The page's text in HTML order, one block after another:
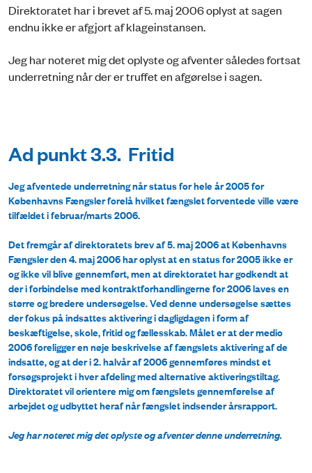
Direktoratet har i brevet af 5. maj 2006 oplyst at sagen
endnu ikke er afgjort af klageinstansen.
Jeg har noteret mig det oplyste og afventer således fortsat
underretning når der er truffet en afgørelse i sagen.
Ad punkt 3.3. Fritid
Jeg afventede underretning når status for hele år 2005 for
Københavns Fængsler forelå hvilket fængslet forventede ville være
tilfældet i februar/marts 2006.
Det fremgår af direktoratets brev af 5. maj 2006 at Københavns
Fængsler den 4. maj 2006 har oplyst at en status for 2005 ikke er
og ikke vil blive gennemført, men at direktoratet har godkendt at
der i forbindelse med kontraktforhandlingerne for 2006 laves en
større og bredere undersøgelse. Ved denne undersøgelse sættes
der fokus på indsattes aktivering i dagligdagen i form af
beskæftigelse, skole, fritid og fællesskab. Målet er at der medio
2006 foreligger en nøje beskrivelse af fængslets aktivering af de
indsatte, og at der i 2. halvår af 2006 gennemføres mindst et
forsøgsprojekt i hver afdeling med alternative aktiveringstiltag.
Direktoratet vil orientere mig om fængslets gennemførelse af
arbejdet og udbyttet heraf når fængslet indsender årsrapport.
Jeg har noteret mig det oplyste og afventer denne underretning.